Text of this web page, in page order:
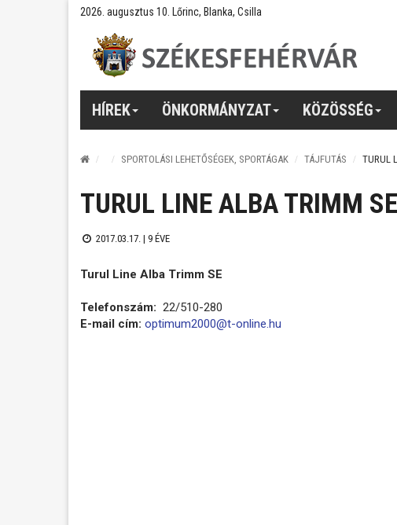
2026. augusztus 10. Lőrinc, Blanka, Csilla
HÍREK ÖNKORMÁNYZAT KÖZÖSSÉG
SPORTOLÁSI LEHETŐSÉGEK, SPORTÁGAK TÁJFUTÁS TURUL
TURUL LINE ALBA TRIMM SE
2017.03.17. | 9 ÉVE
Turul Line Alba Trimm SE
Telefonszám: 22/510-280
E-mail cím: optimum2000@t-online.hu